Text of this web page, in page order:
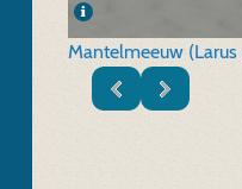
Mantelmeeuw (Larus